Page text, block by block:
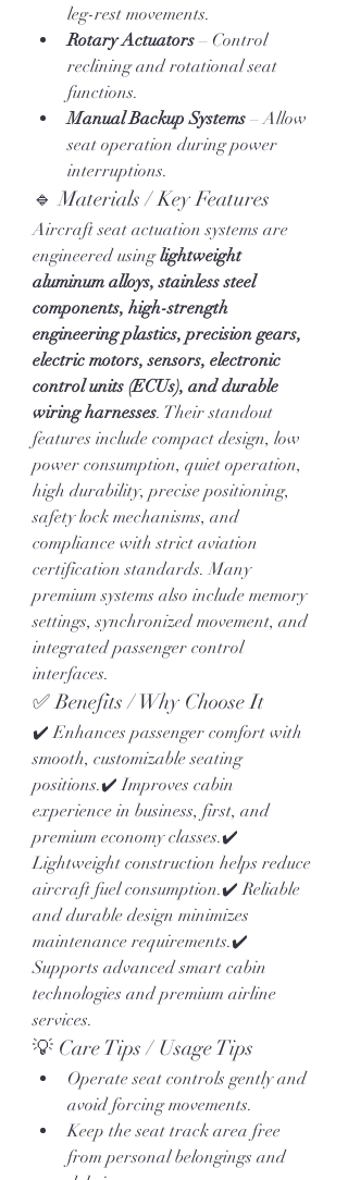
leg-rest movements.
Rotary Actuators – Control
reclining and rotational seat
functions.
Manual Backup Systems – Allow
seat operation during power
interruptions.
🔹 Materials / Key Features
Aircraft seat actuation systems are
engineered using lightweight
aluminum alloys, stainless steel
components, high-strength
engineering plastics, precision gears,
electric motors, sensors, electronic
control units (ECUs), and durable
wiring harnesses. Their standout
features include compact design, low
power consumption, quiet operation,
high durability, precise positioning,
safety lock mechanisms, and
compliance with strict aviation
certification standards. Many
premium systems also include memory
settings, synchronized movement, and
integrated passenger control
interfaces.
✅ Benefits / Why Choose It
✔️ Enhances passenger comfort with
smooth, customizable seating
positions.✔️ Improves cabin
experience in business, first, and
premium economy classes.✔️
Lightweight construction helps reduce
aircraft fuel consumption.✔️ Reliable
and durable design minimizes
maintenance requirements.✔️
Supports advanced smart cabin
technologies and premium airline
services.
💡 Care Tips / Usage Tips
Operate seat controls gently and
avoid forcing movements.
Keep the seat track area free
from personal belongings and